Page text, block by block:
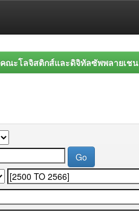
คณะโลจิสติกส์และดิจิทัลซัพพลายเชน